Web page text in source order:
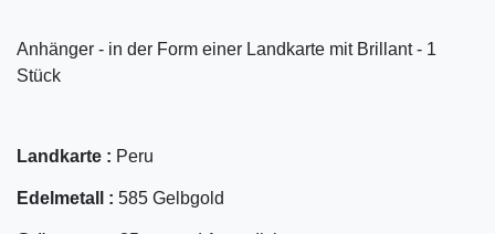
Anhänger - in der Form einer Landkarte mit Brillant - 1
Stück
Landkarte : Peru
Edelmetall : 585 Gelbgold